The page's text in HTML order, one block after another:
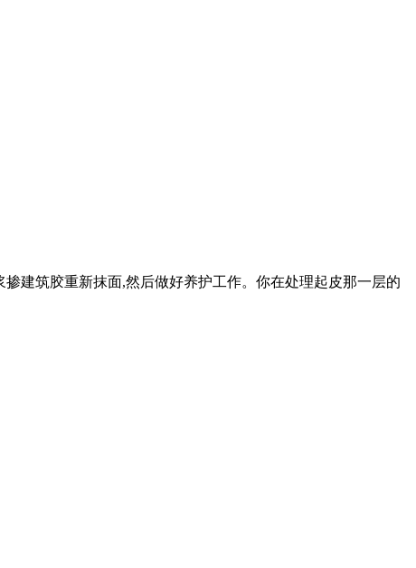
建筑胶重新抹面,然后做好养护工作。你在处理起皮那一层的